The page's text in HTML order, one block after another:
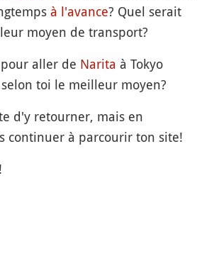
à l'avance? Quel serait
moyen de transport?
aller de Narita à Tokyo
toi le meilleur moyen?
d'y retourner, mais en
continuer à parcourir ton site!